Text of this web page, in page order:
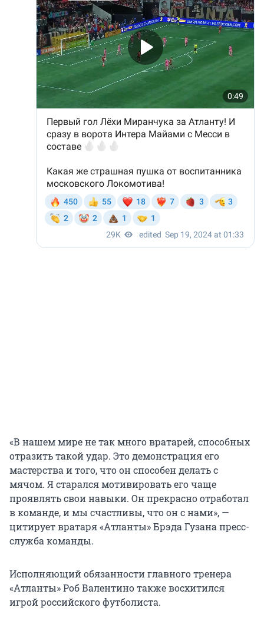
«В нашем мире не так много вратарей, способных
отразить такой удар. Это демонстрация его
мастерства и того, что он способен делать с
мячом. Я старался мотивировать его чаще
проявлять свои навыки. Он прекрасно отработал
в команде, и мы счастливы, что он с нами», —
цитирует вратаря «Атланты» Брэда Гузана пресс-
служба команды.
Исполняющий обязанности главного тренера
«Атланты» Роб Валентино также восхитился
игрой российского футболиста.